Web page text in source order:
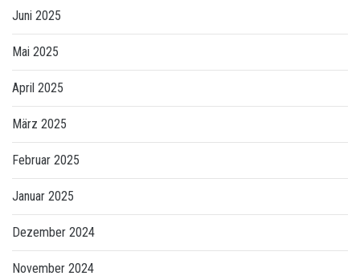
Juni 2025
Mai 2025
April 2025
März 2025
Februar 2025
Januar 2025
Dezember 2024
November 2024